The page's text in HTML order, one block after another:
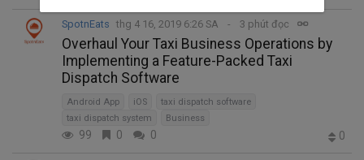
SpotnEats thg 4 16, 2019 6:26 SA 3 phút đọc
Overhaul Your Taxi Business Operations by
Implementing a Feature-Packed Taxi
Dispatch Software
Android App iOS
taxi dispatch software
taxi dispatch system
Business
99 0 0 0